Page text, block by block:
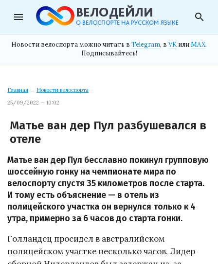
menu search
Новости велоспорта можно читать в Telegram, в VK илиMAX.
Подписывайтесь!
Главная → Новости велоспорта
25/09/2022 — 10:02
Матье ван дер Пул разбушевался в
отеле
Матье ван дер Пул бесславно покинул групповую
шоссейную гонку на чемпионате мира по
велоспорту спустя 35 километров после старта.
И тому есть объяснение — в отель из
полицейского участка он вернулся только к 4
утра, примерно за 6 часов до старта гонки.
Голландец просидел в австралийском
полицейском участке несколько часов. Лидер